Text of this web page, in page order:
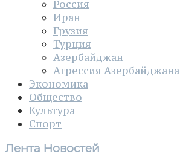
Россия
Иран
Грузия
Турция
Азербайджан
Агрессия Азербайджана
Экономика
Общество
Культура
Спорт
Лента Новостей